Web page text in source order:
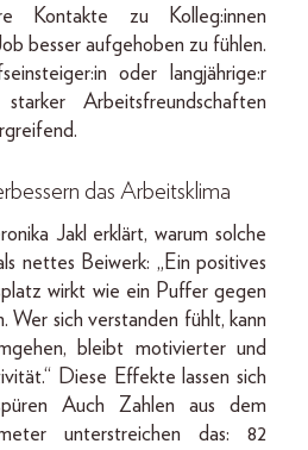
Kontakte zu Kolleg:innen
besser aufgehoben zu fühlen.
oder langjährige:r
Arbeitsfreundschaften
das Arbeitsklima
Jakl erklärt, warum solche
nettes Beiwerk: „Ein positives
wirkt wie ein Puffer gegen
Wer sich verstanden fühlt, kann
bleibt motivierter und
Diese Effekte lassen sich
Auch Zahlen aus dem
unterstreichen das: 82